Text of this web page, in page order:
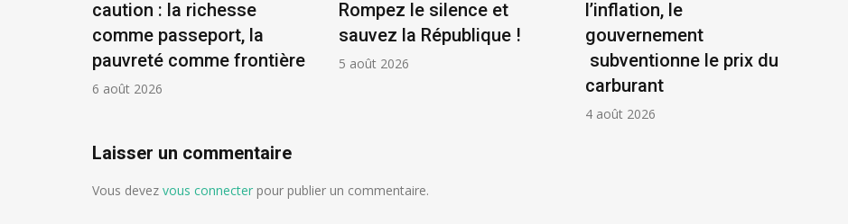
caution : la richesse
comme passeport, la
pauvreté comme frontière
6 août 2026
Rompez le silence et
sauvez la République !
5 août 2026
l’inflation, le
gouvernement
subventionne le prix du
carburant
4 août 2026
Laisser un commentaire
Vous devez vous connecter pour publier un commentaire.